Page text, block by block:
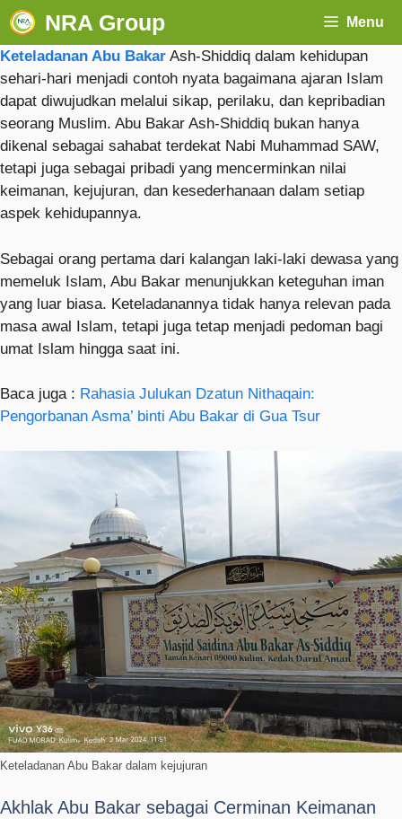
NRA Group Menu
Keteladanan Abu Bakar Ash-Shiddiq dalam kehidupan
sehari-hari menjadi contoh nyata bagaimana ajaran Islam
dapat diwujudkan melalui sikap, perilaku, dan kepribadian
seorang Muslim. Abu Bakar Ash-Shiddiq bukan hanya
dikenal sebagai sahabat terdekat Nabi Muhammad SAW,
tetapi juga sebagai pribadi yang mencerminkan nilai
keimanan, kejujuran, dan kesederhanaan dalam setiap
aspek kehidupannya.
Sebagai orang pertama dari kalangan laki-laki dewasa yang
memeluk Islam, Abu Bakar menunjukkan keteguhan iman
yang luar biasa. Keteladanannya tidak hanya relevan pada
masa awal Islam, tetapi juga tetap menjadi pedoman bagi
umat Islam hingga saat ini.
Baca juga : Rahasia Julukan Dzatun Nithaqain:
Pengorbanan Asma’ binti Abu Bakar di Gua Tsur
Keteladanan Abu Bakar dalam kejujuran
Akhlak Abu Bakar sebagai Cerminan Keimanan